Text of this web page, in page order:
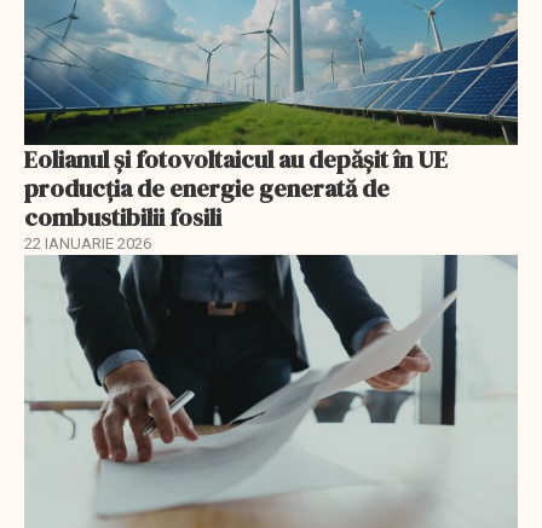
Eolianul și fotovoltaicul au depășit în UE
producția de energie generată de
combustibilii fosili
22 IANUARIE 2026